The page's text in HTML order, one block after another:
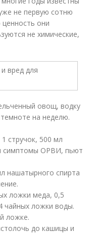
не первую сотню
они
не химические,
овощ, водку
на неделю.
стручок, 500 мл
симптомы ОРВИ, пьют
нашатырного спирта
ложки меда, 0,5
чайных ложки воды.
ложке.
до кашицы и